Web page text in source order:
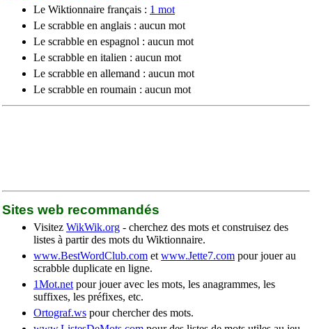
Le Wiktionnaire français : 1 mot
Le scrabble en anglais : aucun mot
Le scrabble en espagnol : aucun mot
Le scrabble en italien : aucun mot
Le scrabble en allemand : aucun mot
Le scrabble en roumain : aucun mot
Sites web recommandés
Visitez WikWik.org - cherchez des mots et construisez des
listes à partir des mots du Wiktionnaire.
www.BestWordClub.com et www.Jette7.com pour jouer au
scrabble duplicate en ligne.
1Mot.net pour jouer avec les mots, les anagrammes, les
suffixes, les préfixes, etc.
Ortograf.ws pour chercher des mots.